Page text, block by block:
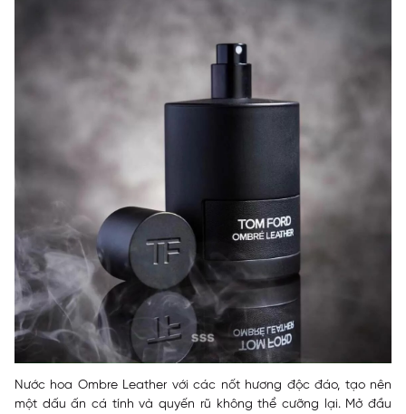
Nước hoa Ombre Leather với các nốt hương độc đáo, tạo nên
một dấu ấn cá tính và quyến rũ không thể cưỡng lại. Mở đầu